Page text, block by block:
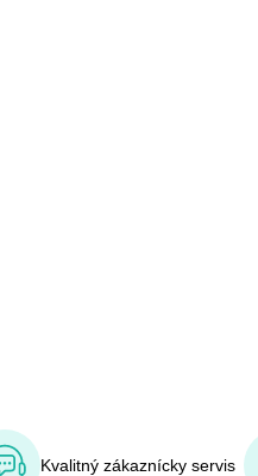
Kvalitný zákaznícky servis